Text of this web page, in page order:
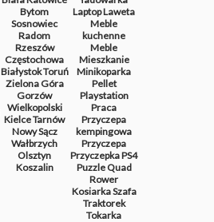
Bytom
Sosnowiec
Radom
Rzeszów
Częstochowa
BiałystokToruń
Zielona Góra
Gorzów
Wielkopolski
KielceTarnów
Nowy Sącz
Wałbrzych
Olsztyn
Koszalin
LaptopLaweta
Meble
kuchenne
Meble
Mieszkanie
Minikoparka
Pellet
Playstation
Praca
Przyczepa
kempingowa
Przyczepa
PrzyczepkaPS4
PuzzleQuad
Rower
KosiarkaSzafa
Traktorek
Tokarka